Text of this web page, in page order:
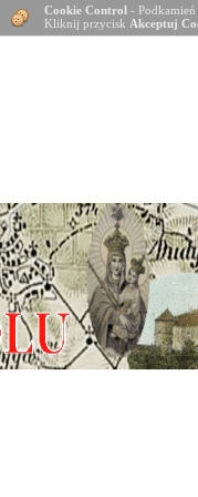
Cookie Control -
Kliknij przycisk Akceptuj